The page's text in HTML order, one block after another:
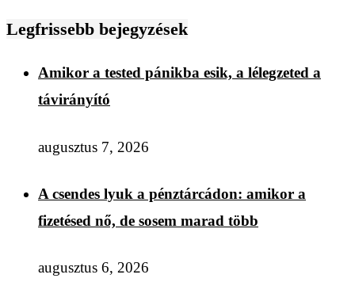
Legfrissebb bejegyzések
Amikor a tested pánikba esik, a lélegzeted a
távirányító
augusztus 7, 2026
A csendes lyuk a pénztárcádon: amikor a
fizetésed nő, de sosem marad több
augusztus 6, 2026